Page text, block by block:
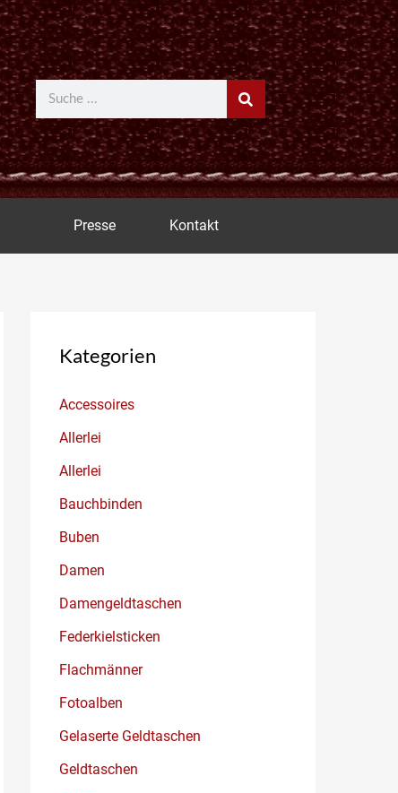
Suche
Presse Kontakt
Kategorien
Accessoires
Allerlei
Allerlei
Bauchbinden
Buben
Damen
Damengeldtaschen
Federkielsticken
Flachmänner
Fotoalben
Gelaserte Geldtaschen
Geldtaschen